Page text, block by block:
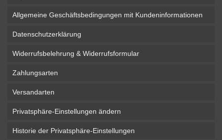
Allgemeine Geschäftsbedingungen mit Kundeninformationen
Datenschutzerklärung
Widerrufsbelehrung & Widerrufsformular
Zahlungsarten
Versandarten
Privatsphäre-Einstellungen ändern
Historie der Privatsphäre-Einstellungen